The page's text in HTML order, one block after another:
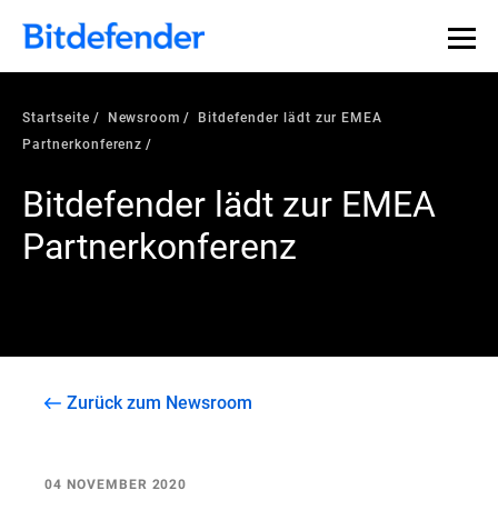
Startseite Newsroom
Bitdefender lädt zur EMEA
Partnerkonferenz
Bitdefender lädt zur EMEA
Partnerkonferenz
Zurück zum Newsroom
04 NOVEMBER 2020